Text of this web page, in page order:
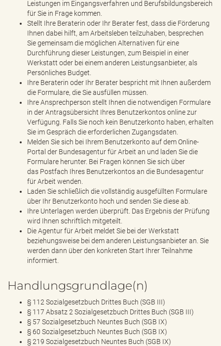
Leistungen im Eingangsverfahren und Berufsbildungsbereich
für Sie in Frage kommen.
Stellt Ihre Beraterin oder Ihr Berater fest, dass die Förderung
Ihnen dabei hilft, am Arbeitsleben teilzuhaben, besprechen
Sie gemeinsam die möglichen Alternativen für eine
Durchführung dieser Leistungen, zum Beispiel in einer
Werkstatt oder bei einem anderen Leistungsanbieter, als
Persönliches Budget.
Ihre Beraterin oder Ihr Berater bespricht mit Ihnen außerdem
die Formulare, die Sie ausfüllen müssen.
Ihre Ansprechperson stellt Ihnen die notwendigen Formulare
in der Antragsübersicht Ihres Benutzerkontos online zur
Verfügung. Falls Sie noch kein Benutzerkonto haben, erhalten
Sie im Gespräch die erforderlichen Zugangsdaten.
Melden Sie sich bei Ihrem Benutzerkonto auf dem Online-
Portal der Bundesagentur für Arbeit an und laden Sie die
Formulare herunter. Bei Fragen können Sie sich über
das Postfach Ihres Benutzerkontos an die Bundesagentur
für Arbeit wenden.
Laden Sie schließlich die vollständig ausgefüllten Formulare
über Ihr Benutzerkonto hoch und senden Sie diese ab.
Ihre Unterlagen werden überprüft. Das Ergebnis der Prüfung
wird Ihnen schriftlich mitgeteilt.
Die Agentur für Arbeit meldet Sie bei der Werkstatt
beziehungsweise bei dem anderen Leistungsanbieter an. Sie
werden dann über den konkreten Start Ihrer Teilnahme
informiert.
Handlungsgrundlage(n)
§ 112 Sozialgesetzbuch Drittes Buch (SGB III)
§ 117 Absatz 2 Sozialgesetzbuch Drittes Buch (SGB III)
§ 57 Sozialgesetzbuch Neuntes Buch (SGB IX)
§ 60 Sozialgesetzbuch Neuntes Buch (SGB IX)
§ 219 Sozialgesetzbuch Neuntes Buch (SGB IX)